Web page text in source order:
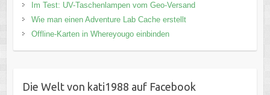
Im Test: UV-Taschenlampen vom Geo-Versand
Wie man einen Adventure Lab Cache erstellt
Offline-Karten in Whereyougo einbinden
Die Welt von kati1988 auf Facebook